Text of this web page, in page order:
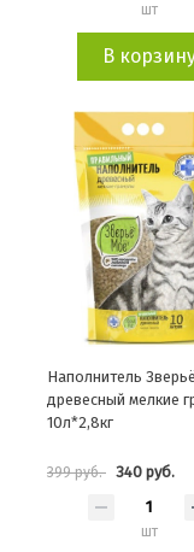
шт
В
Наполнитель
древесный мелкие
10л*2,8кг
399 руб. 340 руб.
шт